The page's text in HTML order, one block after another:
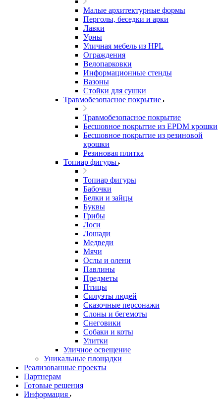
Малые архитектурные формы
Перголы, беседки и арки
Лавки
Урны
Уличная мебель из HPL
Ограждения
Велопарковки
Информационные стенды
Вазоны
Стойки для сушки
Травмобезопасное покрытие
Травмобезопасное покрытие
Бесшовное покрытие из EPDM крошки
Бесшовное покрытие из резиновой
крошки
Резиновая плитка
Топиар фигуры
Топиар фигуры
Бабочки
Белки и зайцы
Буквы
Грибы
Лоси
Лошади
Медведи
Мячи
Ослы и олени
Павлины
Предметы
Птицы
Силуэты людей
Сказочные персонажи
Слоны и бегемоты
Снеговики
Собаки и коты
Улитки
Уличное освещение
Уникальные площадки
Реализованные проекты
Партнерам
Готовые решения
Информация